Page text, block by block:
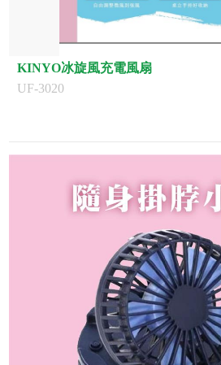
KINYO冰旋風充電風扇
UF-3020